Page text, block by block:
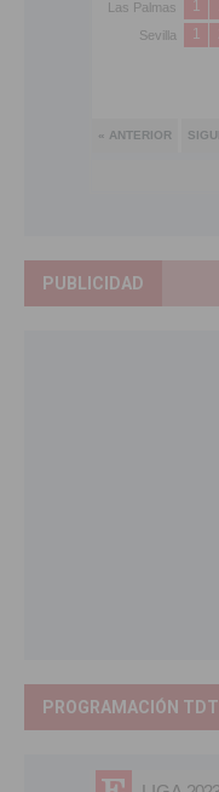
PUBLICIDAD
PROGRAMACIÓN TDT